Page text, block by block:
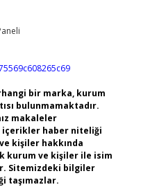
bir marka, kurum
bulunmamaktadır.
makaleler
içerikler haber niteliği
kişiler hakkında
kurum ve kişiler ile isim
Sitemizdeki bilgiler
taşımazlar.